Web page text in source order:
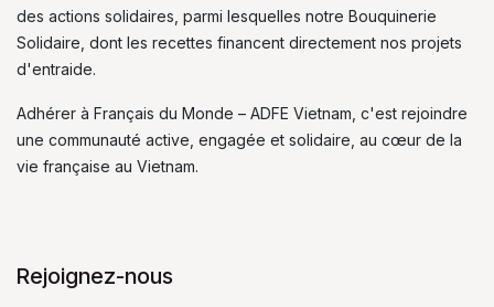
des actions solidaires, parmi lesquelles notre Bouquinerie
Solidaire, dont les recettes financent directement nos projets
d'entraide.
Adhérer à Français du Monde – ADFE Vietnam, c'est rejoindre
une communauté active, engagée et solidaire, au cœur de la
vie française au Vietnam.
Rejoignez-nous